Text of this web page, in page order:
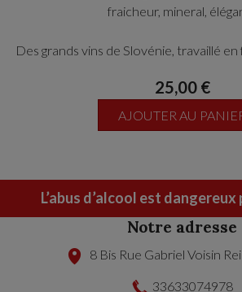
fraicheur, mineral,
Des grands vins de Slovénie, travaillé
25,00 €
AJOUTER AU
L’abus d’alcool est
Notre adresse
8 Bis Rue Gabriel Voisin
33633074978